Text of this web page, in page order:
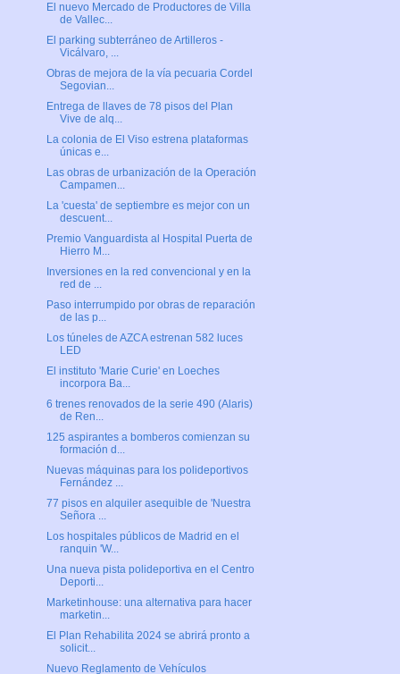
El nuevo Mercado de Productores de Villa
de Vallec...
El parking subterráneo de Artilleros -
Vicálvaro, ...
Obras de mejora de la vía pecuaria Cordel
Segovian...
Entrega de llaves de 78 pisos del Plan
Vive de alq...
La colonia de El Viso estrena plataformas
únicas e...
Las obras de urbanización de la Operación
Campamen...
La 'cuesta' de septiembre es mejor con un
descuent...
Premio Vanguardista al Hospital Puerta de
Hierro M...
Inversiones en la red convencional y en la
red de ...
Paso interrumpido por obras de reparación
de las p...
Los túneles de AZCA estrenan 582 luces
LED
El instituto 'Marie Curie' en Loeches
incorpora Ba...
6 trenes renovados de la serie 490 (Alaris)
de Ren...
125 aspirantes a bomberos comienzan su
formación d...
Nuevas máquinas para los polideportivos
Fernández ...
77 pisos en alquiler asequible de 'Nuestra
Señora ...
Los hospitales públicos de Madrid en el
ranquin 'W...
Una nueva pista polideportiva en el Centro
Deporti...
Marketinhouse: una alternativa para hacer
marketin...
El Plan Rehabilita 2024 se abrirá pronto a
solicit...
Nuevo Reglamento de Vehículos